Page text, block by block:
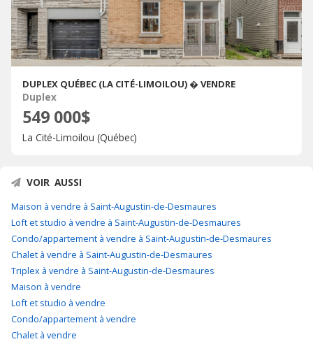
DUPLEX QUÉBEC (LA CITÉ-LIMOILOU) � VENDRE
Duplex
549 000$
La Cité-Limoilou (Québec)
VOIR AUSSI
Maison à vendre à Saint-Augustin-de-Desmaures
Loft et studio à vendre à Saint-Augustin-de-Desmaures
Condo/appartement à vendre à Saint-Augustin-de-Desmaures
Chalet à vendre à Saint-Augustin-de-Desmaures
Triplex à vendre à Saint-Augustin-de-Desmaures
Maison à vendre
Loft et studio à vendre
Condo/appartement à vendre
Chalet à vendre